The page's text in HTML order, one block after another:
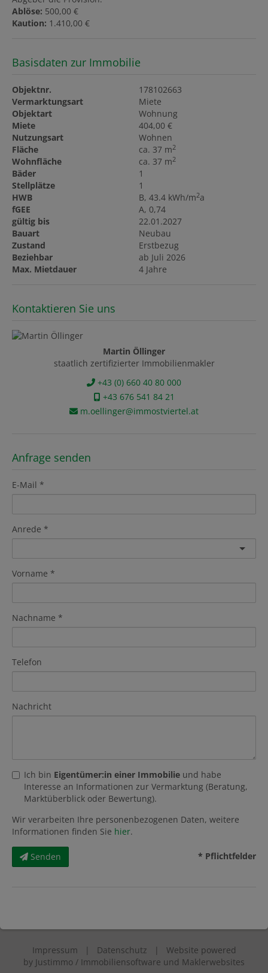
Ablöse: 500,00 €
Kaution: 1.410,00 €
Basisdaten zur Immobilie
Objektnr.
178102663
Vermarktungsart
Miete
Objektart
Wohnung
Miete
404,00 €
Nutzungsart
Wohnen
Fläche
ca. 37 m2
Wohnfläche ca. 37 m2
Bäder
1
Stellplätze
1
HWB
B, 43.4 kWh/m2a
fGEE
A, 0,74
gültig bis
22.01.2027
Bauart
Neubau
Zustand
Erstbezug
Beziehbar
ab Juli 2026
Max. Mietdauer
4 Jahre
Kontaktieren Sie uns
Martin Öllinger
staatlich zertifizierter Immobilienmakler
+43 (0) 660 40 80 000
+43 676 541 84 21
m.oellinger@immostviertel.at
Anfrage senden
E-Mail
Anrede
Vorname
Nachname
Telefon
Nachricht
Ich bin Eigentümer:in einer Immobilie und habe
Interesse an Informationen zur Vermarktung (Beratung,
Marktüberblick oder Bewertung).
Wir verarbeiten Ihre personenbezogenen Daten, weitere
Informationen finden Sie hier.
Senden * Pflichtfelder
Impressum | Datenschutz | Website powered
by Justimmo / Immobiliensoftware und Maklerwebsites